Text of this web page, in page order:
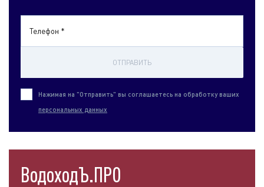
Телефон *
ОТПРАВИТЬ
Нажимая на "Отправить" вы соглашаетесь на обработку ваших
персональных данных
ВодоходЪ.ПРО